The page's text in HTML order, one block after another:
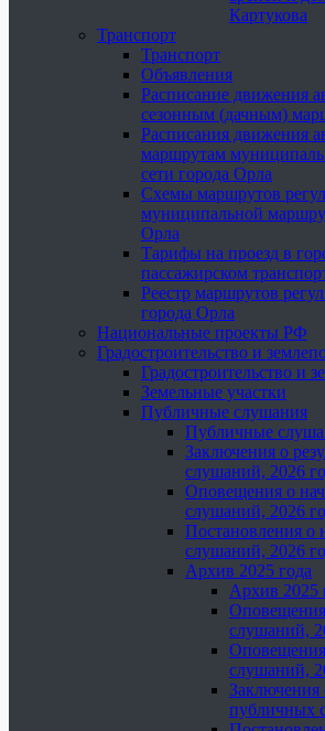
Картукова
Транспорт
Транспорт
Объявления
Расписание движения
сезонным (дачным)
Расписания движения
маршрутам
сети города Орла
Схемы маршрутов
муниципальной
Орла
Тарифы на проезд в
пассажирском
Реестр маршрутов
города Орла
Национальные проекты РФ
Градостроительство и
Градостроительство и
Земельные участки
Публичные слушания
Публичные
Заключения о
слушаний, 2026
Оповещения о
слушаний, 2026
Постановления о
слушаний, 2026
Архив 2025 года
Архив 2025
слушаний,
слушаний,
Заключения
публичных